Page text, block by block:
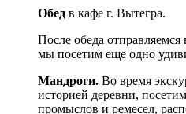
Обед в кафе г. Вытегра.
После обеда
мы посетим еще одно
Мандроги. Во время
историей деревни,
промыслов и ремесел,